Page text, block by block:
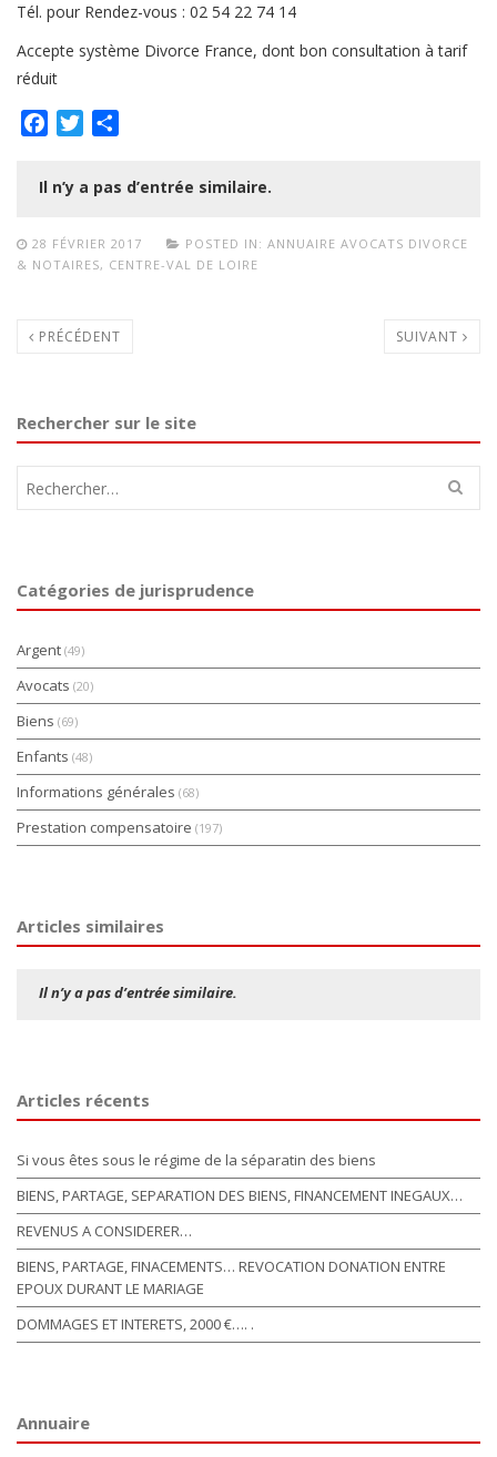
Tél. pour Rendez-vous : 02 54 22 74 14
Accepte système Divorce France, dont bon consultation à tarif
réduit
FacebookTwitter
Il n’y a pas d’entrée similaire.
28 FÉVRIER 2017 POSTED IN: ANNUAIRE AVOCATS DIVORCE
& NOTAIRES, CENTRE-VAL DE LOIRE
PRÉCÉDENT SUIVANT
Rechercher sur le site
Catégories de jurisprudence
Argent (49)
Avocats (20)
Biens (69)
Enfants (48)
Informations générales (68)
Prestation compensatoire (197)
Articles similaires
Il n’y a pas d’entrée similaire.
Articles récents
Si vous êtes sous le régime de la séparatin des biens
BIENS, PARTAGE, SEPARATION DES BIENS, FINANCEMENT INEGAUX…
REVENUS A CONSIDERER…
BIENS, PARTAGE, FINACEMENTS… REVOCATION DONATION ENTRE
EPOUX DURANT LE MARIAGE
DOMMAGES ET INTERETS, 2000 €…. .
Annuaire